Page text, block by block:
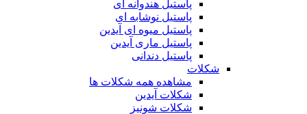
پاستیل هندوانه ای
پاستیل نوشابه ای
پاستیل میوه ای آیدین
پاستیل ماری آیدین
پاستیل دندانی
شکلات
مشاهده همه شکلات ها
شکلات آیدین
شکلات شونیز